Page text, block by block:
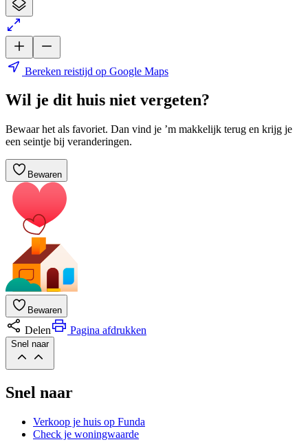
Bereken reistijd op Google Maps
Wil je dit huis niet vergeten?
Bewaar het als favoriet. Dan vind je ’m makkelijk terug en krijg je
een seintje bij veranderingen.
Bewaren
Bewaren
Delen Pagina afdrukken
Snel naar
Snel naar
Verkoop je huis op Funda
Check je woningwaarde